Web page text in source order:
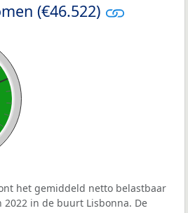
(€46.522)
het gemiddeld netto belastbaar
in de buurt Lisbonna. De